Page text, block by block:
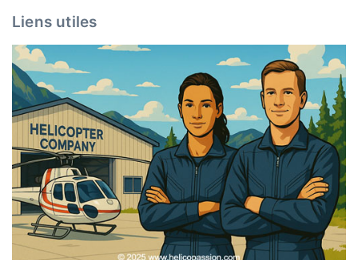
Liens utiles